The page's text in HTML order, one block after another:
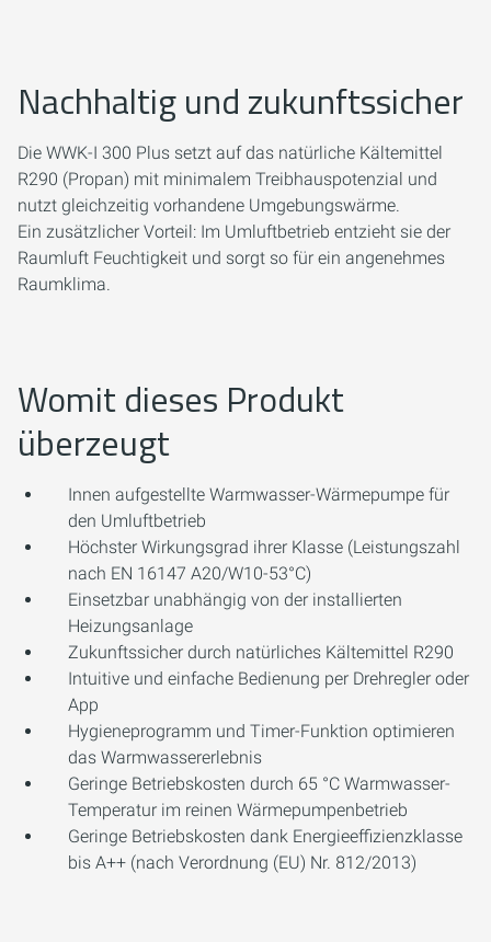
Nachhaltig und zukunftssicher
Die WWK-I 300 Plus setzt auf das natürliche Kältemittel
R290 (Propan) mit minimalem Treibhauspotenzial und
nutzt gleichzeitig vorhandene Umgebungswärme.
Ein zusätzlicher Vorteil: Im Umluftbetrieb entzieht sie der
Raumluft Feuchtigkeit und sorgt so für ein angenehmes
Raumklima.
Womit dieses Produkt
überzeugt
Innen aufgestellte Warmwasser-Wärmepumpe für
den Umluftbetrieb
Höchster Wirkungsgrad ihrer Klasse (Leistungszahl
nach EN 16147 A20/W10-53°C)
Einsetzbar unabhängig von der installierten
Heizungsanlage
Zukunftssicher durch natürliches Kältemittel R290
Intuitive und einfache Bedienung per Drehregler oder
App
Hygieneprogramm und Timer-Funktion optimieren
das Warmwassererlebnis
Geringe Betriebskosten durch 65 °C Warmwasser-
Temperatur im reinen Wärmepumpenbetrieb
Geringe Betriebskosten dank Energieeffizienzklasse
bis A++ (nach Verordnung (EU) Nr. 812/2013)